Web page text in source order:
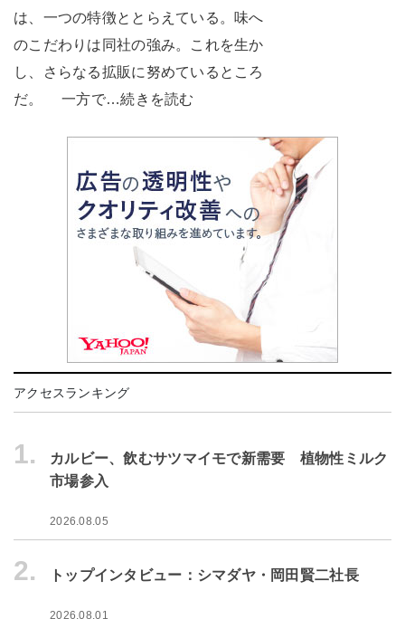
は、一つの特徴ととらえている。味へ
のこだわりは同社の強み。これを生か
し、さらなる拡販に努めているところ
だ。 一方で…続きを読む
アクセスランキング
1.
カルビー、飲むサツマイモで新需要 植物性ミルク
市場参入
2026.08.05
2. トップインタビュー：シマダヤ・岡田賢二社長
2026.08.01